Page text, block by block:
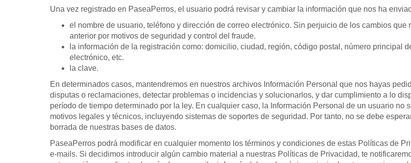
Una vez registrado en PaseaPerros, el usuario podrá revisar y cambiar la información que nos ha
el nombre de usuario, teléfono y dirección de correo electrónico. Sin perjuicio de los cambios
anterior por motivos de seguridad y control del fraude.
la información de la registración como: domicilio, ciudad, región, código postal, número principal
electrónico, etc.
la clave.
En determinados casos, mantendremos en nuestros archivos Información Personal que nos hayas
disputas o reclamaciones, detectar problemas o incidencias y solucionarlos, y dar cumplimiento a lo
período de tiempo determinado por la ley. En cualquier caso, la Información Personal de un usuario no
motivos legales y técnicos, incluyendo sistemas de soportes de seguridad. Por tanto, no se debe
borrada de nuestras bases de datos.
PaseaPerros podrá modificar en cualquier momento los términos y condiciones de estas Políticas de
e-mails. Si decidimos introducir algún cambio material a nuestras Políticas de Privacidad, te